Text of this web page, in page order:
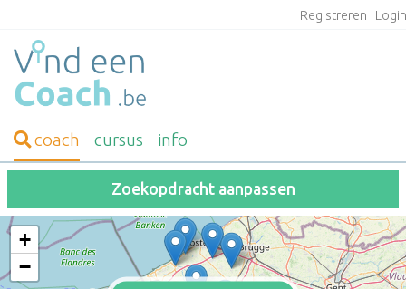
Registreren
coach cursus info
Zoekopdracht aanpassen
+
−